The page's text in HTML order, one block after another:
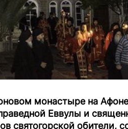
монастыре на
Еввулы и
святогорской обители,